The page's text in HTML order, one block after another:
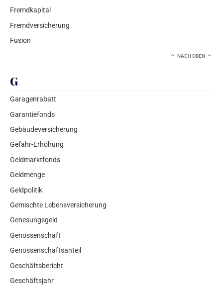
Fremdkapital
Fremdversicherung
Fusion
NACH OBEN
G
Garagenrabatt
Garantiefonds
Gebäudeversicherung
Gefahr-Erhöhung
Geldmarktfonds
Geldmenge
Geldpolitik
Gemischte Lebensversicherung
Genesungsgeld
Genossenschaft
Genossenschaftsanteil
Geschäftsbericht
Geschäftsjahr